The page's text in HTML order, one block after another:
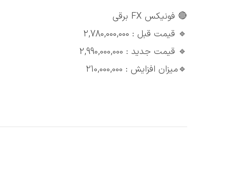
🔴 فونیکس FX برقی
🔹 قیمت قبل : 2,780,000,000
🔹 قیمت جدید : 2,990,000,000
🔹میزان افزایش : 210,000,000